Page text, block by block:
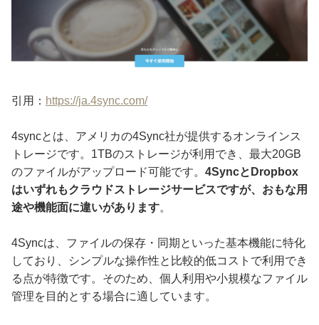
引用： https://ja.4sync.com/
4syncとは、アメリカの4Sync社が提供するオンラインス
トレージです。1TBのストレージが利用でき、最大20GB
のファイルがアップロード可能です。 4SyncとDropbox
はいずれもクラウドストレージサービスですが、おもな用
途や機能面に違いがあります。
4Syncは、ファイルの保存・同期といった基本機能に特化
しており、シンプルな操作性と比較的低コストで利用でき
る点が特徴です。そのため、個人利用や小規模なファイル
管理を目的とする場合に適しています。